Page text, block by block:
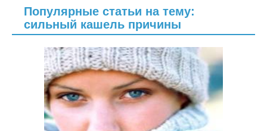
Популярные статьи на тему:
сильный кашель причины